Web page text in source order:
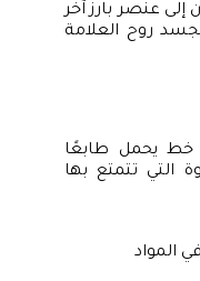
إلى عنصر بارز آخر
روح العلامة
خط يحمل طابعًا
التي تتمتع بها
المواد